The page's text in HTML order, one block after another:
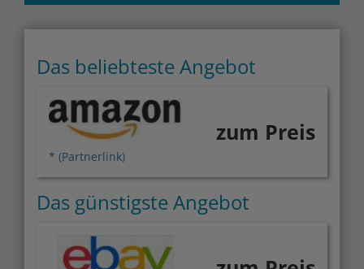
Das beliebteste Angebot
* (Partnerlink)
zum Preis
Das günstigste Angebot